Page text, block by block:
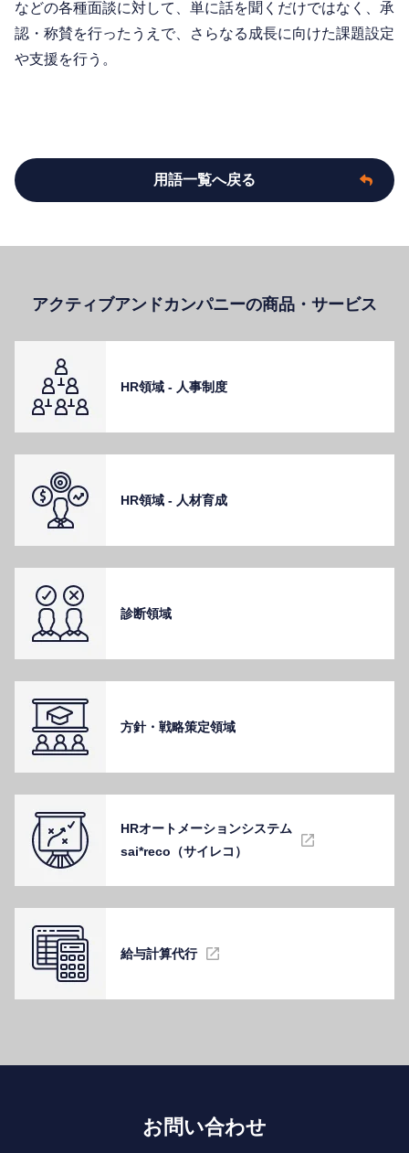
などの各種面談に対して、単に話を聞くだけではなく、承
認・称賛を行ったうえで、さらなる成長に向けた課題設定
や支援を行う。
用語一覧へ戻る
アクティブアンドカンパニーの商品・サービス
HR領域 - ⼈事制度
HR領域 - ⼈材育成
診断領域
⽅針・戦略策定領域
HRオートメーションシステム
sai*reco（サイレコ）
給与計算代⾏
お問い合わせ